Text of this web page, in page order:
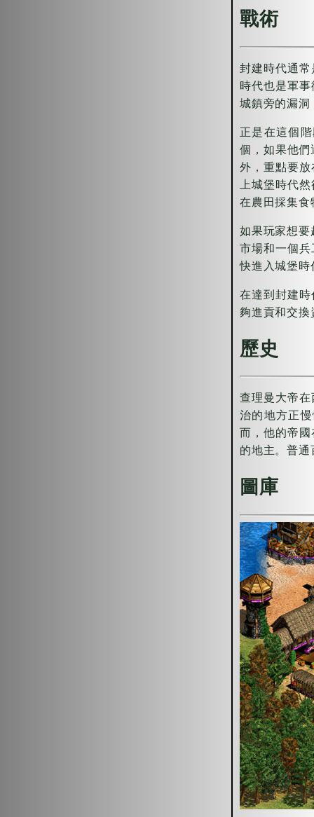
戰術
封建時代通
時代也是軍
城鎮旁的漏
正是在這個
個，如果他
外，重點要
上城堡時代
在農田採集
如果玩家想
市場和一個
快進入城堡時
在達到封建
夠進貢和交
歷史
查理曼大帝
治的地方正
而，他的帝
的地主。普
圖庫